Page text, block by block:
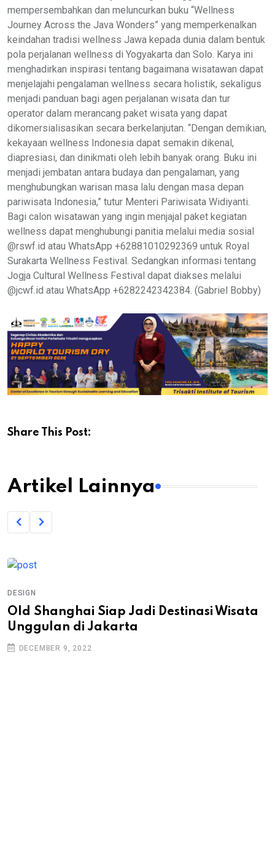
mempersembahkan dan meluncurkan buku “Wellness
Journey Across the Java Wonders” yang memperkenalkan
keindahan tradisi wellness Jawa kepada dunia dalam bentuk
pola perjalanan wellness di Yogyakarta dan Solo. Karya ini
menghadirkan inspirasi tentang bagaimana wisatawan dapat
menjelajahi pengalaman wellness secara holistik, sekaligus
menjadi panduan bagi agen perjalanan wisata dan tur
operator dalam merancang paket wisata yang dapat
dikomersialisasikan secara berkelanjutan. “Dengan demikian,
kekayaan wellness Indonesia dapat semakin dikenal,
diapresiasi, dan dinikmati oleh lebih banyak orang. Buku ini
menjadi jembatan antara budaya dan pengalaman, yang
menghubungkan warisan masa lalu dengan masa depan
pariwisata Indonesia,” tutur Menteri Pariwisata Widiyanti.
Bagi calon wisatawan yang ingin menjajal paket kegiatan
wellness dapat menghubungi panitia melalui media sosial
@rswf.id atau WhatsApp +62881010292369 untuk Royal
Surakarta Wellness Festival. Sedangkan informasi tentang
Jogja Cultural Wellness Festival dapat diakses melalui
@jcwf.id atau WhatsApp +6282242342384. (Gabriel Bobby)
Share This Post:
Artikel Lainnya
DESIGN
Old Shanghai Siap Jadi Destinasi Wisata
Unggulan di Jakarta
DECEMBER 9, 2022